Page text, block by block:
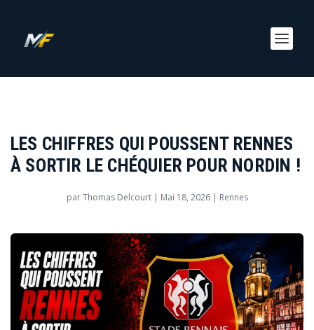
LES CHIFFRES QUI POUSSENT RENNES
À SORTIR LE CHÉQUIER POUR NORDIN !
parThomas Delcourt| Mai 18, 2026| Rennes